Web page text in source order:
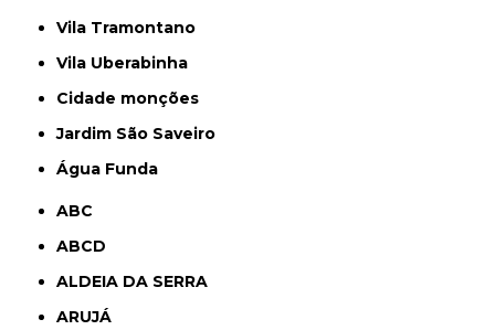
Vila Tramontano
Vila Uberabinha
cidade monções
jardim São Saveiro
Água Funda
ABC
ABCD
ALDEIA DA SERRA
ARUJÁ